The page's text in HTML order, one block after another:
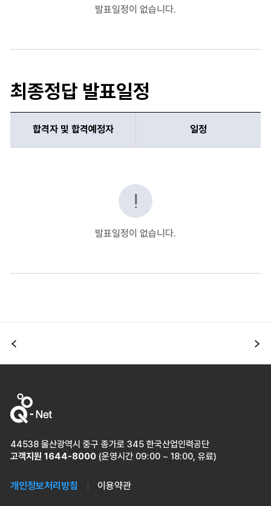
발표일정이 없습니다.
최종정답 발표일정
합격자 및 합격예정자 일정
발표일정이 없습니다.
이전
44538 울산광역시 중구 종가로 345 한국산업인력공단
고객지원 1644-8000 (운영시간 09:00 ~ 18:00, 유료)
개인정보처리방침 이용약관